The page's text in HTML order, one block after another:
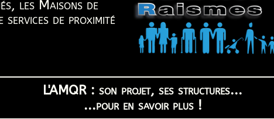
les Maisons de
de proximité
L'AMQR : son projet, ses structures...
...pour en savoir plus !